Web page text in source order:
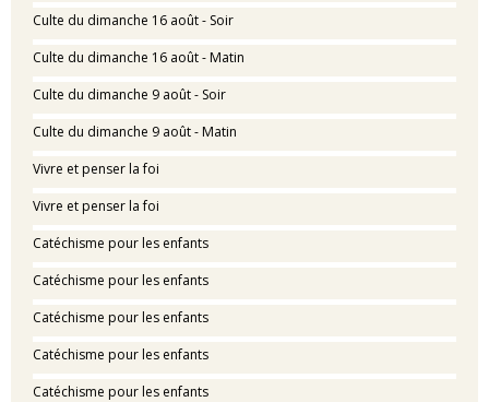
Culte du dimanche 16 août - Soir
Culte du dimanche 16 août - Matin
Culte du dimanche 9 août - Soir
Culte du dimanche 9 août - Matin
Vivre et penser la foi
Vivre et penser la foi
Catéchisme pour les enfants
Catéchisme pour les enfants
Catéchisme pour les enfants
Catéchisme pour les enfants
Catéchisme pour les enfants